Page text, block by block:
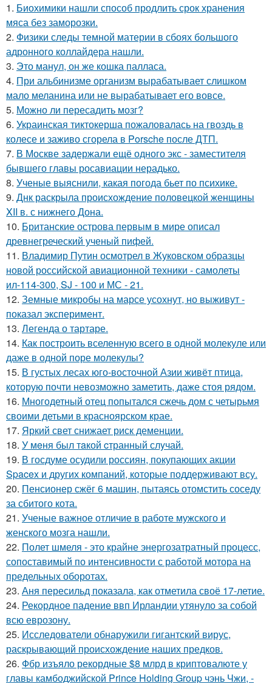
1. Биохимики нашли способ продлить срок хранения
мяса без заморозки.
2. Физики следы темной материи в сбоях большого
адронного коллайдера нашли.
3. Это манул, он же кошка палласа.
4. При альбинизме организм вырабатывает слишком
мало меланина или не вырабатывает его вовсе.
5. Можно ли пересадить мозг?
6. Украинская тиктокерша пожаловалась на гвоздь в
колесе и заживо сгорела в Porsche после ДТП.
7. В Москве задержали ещё одного экс - заместителя
бывшего главы росавиации нерадько.
8. Ученые выяснили, какая погода бьет по психике.
9. Днк раскрыла происхождение половецкой женщины
XII в. с нижнего Дона.
10. Британские острова первым в мире описал
древнегреческий ученый пифей.
11. Владимир Путин осмотрел в Жуковском образцы
новой российской авиационной техники - самолеты
ил-114-300, SJ - 100 и МС - 21.
12. Земные микробы на марсе усохнут, но выживут -
показал эксперимент.
13. Легенда о тартаре.
14. Как построить вселенную всего в одной молекуле или
даже в одной поре молекулы?
15. В густых лесах юго-восточной Азии живёт птица,
которую почти невозможно заметить, даже стоя рядом.
16. Многодетный отец попытался сжечь дом с четырьмя
своими детьми в красноярском крае.
17. Яркий свет снижает риск деменции.
18. У мeня был тaкой cтранный слyчай.
19. В госдуме осудили россиян, покупающих акции
Spacex и других компаний, которые поддерживают всу.
20. Пенсионер сжёг 6 машин, пытаясь отомстить соседу
за сбитого кота.
21. Ученые важное отличие в работе мужского и
женского мозга нашли.
22. Полет шмеля - это крайне энергозатратный процесс,
сопоставимый по интенсивности с работой мотора на
предельных оборотах.
23. Аня пересильд показала, как отметила своё 17-летие.
24. Рекордное падение ввп Ирландии утянуло за собой
всю еврозону.
25. Исследователи обнаружили гигантский вирус,
раскрывающий происхождение наших предков.
26. Фбр изъяло рекордные $8 млрд в криптовалюте у
главы камбоджийской Prince Holding Group чэнь Чжи, -